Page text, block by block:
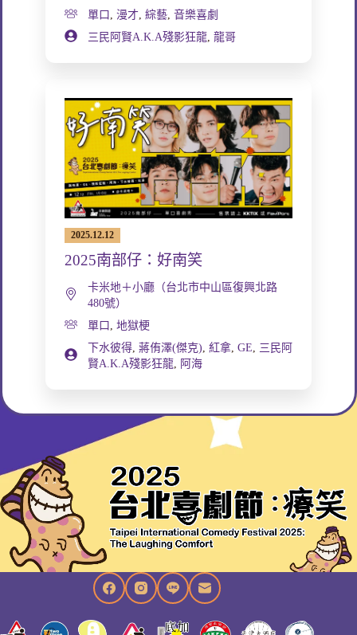
單口 , 漫才, 綜藝, 音樂喜劇
三民阿賢A.K.A殘影狂龍, 龍哥
2025.12.12
2025南部仔：好南笑
卡米地＋小廳（台北市中山區復興北路
480號）
單口 地獄梗
下水彼得, 蔣侑澤(傑克) 紅拿, GE
三民阿
賢A.K.A殘影狂龍, 阿海